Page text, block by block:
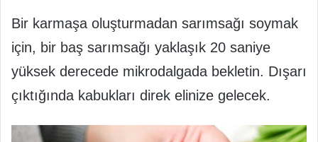
Bir karmaşa oluşturmadan sarımsağı soymak
için, bir baş sarımsağı yaklaşık 20 saniye
yüksek derecede mikrodalgada bekletin. Dışarı
çıktığında kabukları direk elinize gelecek.